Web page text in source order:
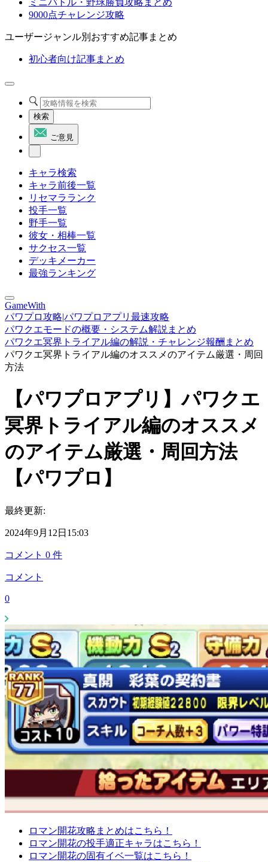
ミニバトル・野球勝負攻略まとめ
9000点チャレンジ攻略
ユーザージャンル別おすすめ記事まとめ
初心者向け記事まとめ
検索
ご意見
キャラ検索
キャラ前後一覧
リセマラランク
投手一覧
野手一覧
彼女・相棒一覧
サクセス一覧
デッキメーカー
最強ランキング
GameWith
パワプロ攻略|パワプロアプリ最速攻略
パワクエモードの概要・システム解説まとめ
パワクエ冥界トライアル編の解説・チャレンジ報酬まとめ
パワクエ冥界トライアル編のオススメのアイテム厳選・周回
方法
【パワプロアプリ】パワクエ
冥界トライアル編のオススメ
のアイテム厳選・周回方法
【パワプロ】
最終更新:
2024年9月12日15:03
コメント 0 件
コメント
0
ロマン開花攻略まとめはこちら！
ロマン開花の投手適正キャラはこちら！
ロマン開花の固有イベ一覧はこちら！